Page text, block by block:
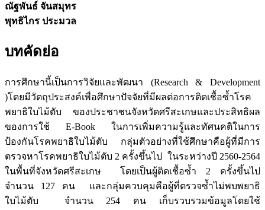
ณัฐพันธ์ จันสมุทร
พุทธิไกร ประมวล
บทคัดย่อ
การศึกษานี้เป็นการวิจัยและพัฒนา (Research & Development
)โดยมีวัตถุประสงค์เพื่อศึกษาปัจจัยที่มีผลต่อการติดเชื้อซ้ำโรค
พยาธิใบไม้ตับ ของประชาชนจังหวัดศรีสะเกษและประสิทธิผล
ของการใช้ E-Book ในการเพิ่มความรู้และทัศนคติในการ
ป้องกันโรคพยาธิใบไม้ตับ กลุ่มตัวอย่างที่ใช้ศึกษาคือผู้ที่มีการ
ตรวจหาโรคพยาธิใบไม้ตับ 2 ครั้งขึ้นไป ในระหว่างปี 2560-2564
ในพื้นที่จังหวัดศรีสะเกษ โดยเป็นผู้ติดเชื้อซ้ำ 2 ครั้งขึ้นไป
จำนวน 127 คน และกลุ่มควบคุมคือผู้ที่ตรวจซ้ำไม่พบพยาธิ
ใบไม้ตับ จำนวน 254 คน เก็บรวบรวมข้อมูลโดยใช้